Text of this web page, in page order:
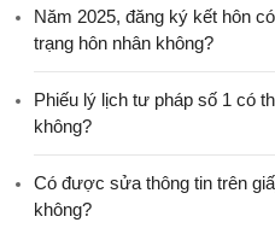
Năm 2025, đăng ký kết hôn
trạng hôn nhân không?
Phiếu lý lịch tư pháp số 1 có
không?
Có được sửa thông tin trên
không?